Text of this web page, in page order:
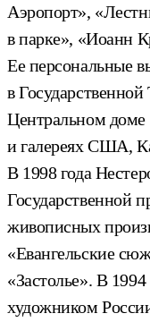
Аэропорт»,
в парке», «Иоанн
Ее персональные
в Государственной
Центральном доме
и галереях США,
В 1998 года
Государственной
живописных
«Евангельские
«Застолье». В
художником